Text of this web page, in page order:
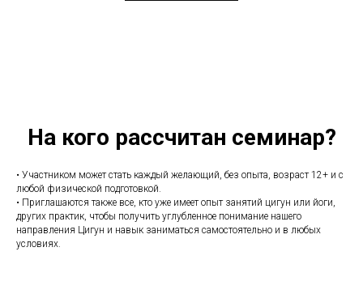
На кого рассчитан семинар?
• Участником может стать каждый желающий, без опыта, возраст 12+ и с
любой физической подготовкой.
• Приглашаются также все, кто уже имеет опыт занятий цигун или йоги,
других практик, чтобы получить углубленное понимание нашего
направления Цигун и навык заниматься самостоятельно и в любых
условиях.